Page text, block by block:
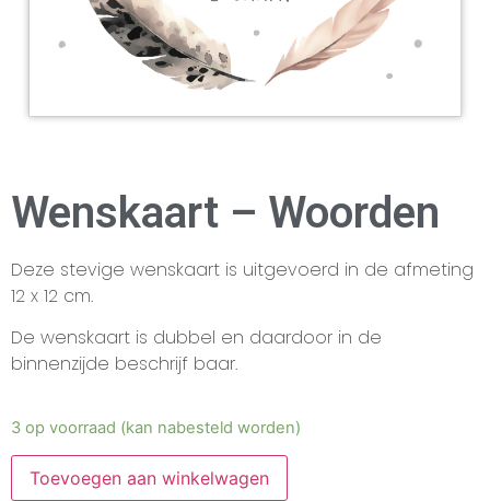
Wenskaart – Woorden
Deze stevige wenskaart is uitgevoerd in de afmeting
12 x 12 cm.
De wenskaart is dubbel en daardoor in de
binnenzijde beschrijf baar.
3 op voorraad (kan nabesteld worden)
Toevoegen aan winkelwagen